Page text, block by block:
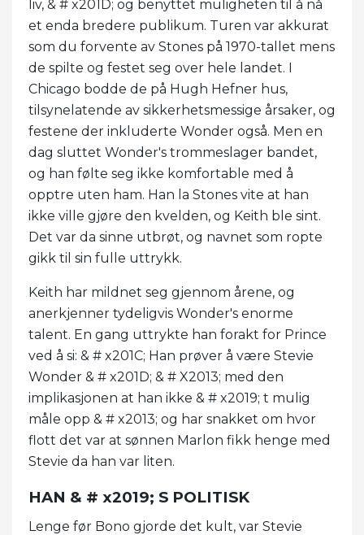
liv, & # x201D; og benyttet muligheten til å nå
et enda bredere publikum. Turen var akkurat
som du forvente av Stones på 1970-tallet mens
de spilte og festet seg over hele landet. I
Chicago bodde de på Hugh Hefner hus,
tilsynelatende av sikkerhetsmessige årsaker, og
festene der inkluderte Wonder også. Men en
dag sluttet Wonder's trommeslager bandet,
og han følte seg ikke komfortable med å
opptre uten ham. Han la Stones vite at han
ikke ville gjøre den kvelden, og Keith ble sint.
Det var da sinne utbrøt, og navnet som ropte
gikk til sin fulle uttrykk.
Keith har mildnet seg gjennom årene, og
anerkjenner tydeligvis Wonder's enorme
talent. En gang uttrykte han forakt for Prince
ved å si: & # x201C; Han prøver å være Stevie
Wonder & # x201D; & # X2013; med den
implikasjonen at han ikke & # x2019; t mulig
måle opp & # x2013; og har snakket om hvor
flott det var at sønnen Marlon fikk henge med
Stevie da han var liten.
HAN & # x2019; S POLITISK
Lenge før Bono gjorde det kult, var Stevie